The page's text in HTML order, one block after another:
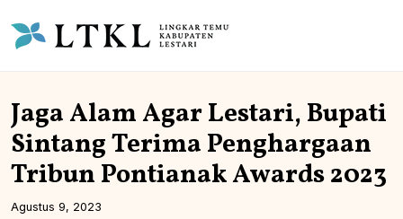
Jaga Alam Agar Lestari, Bupati
Sintang Terima Penghargaan
Tribun Pontianak Awards 2023
Agustus 9, 2023